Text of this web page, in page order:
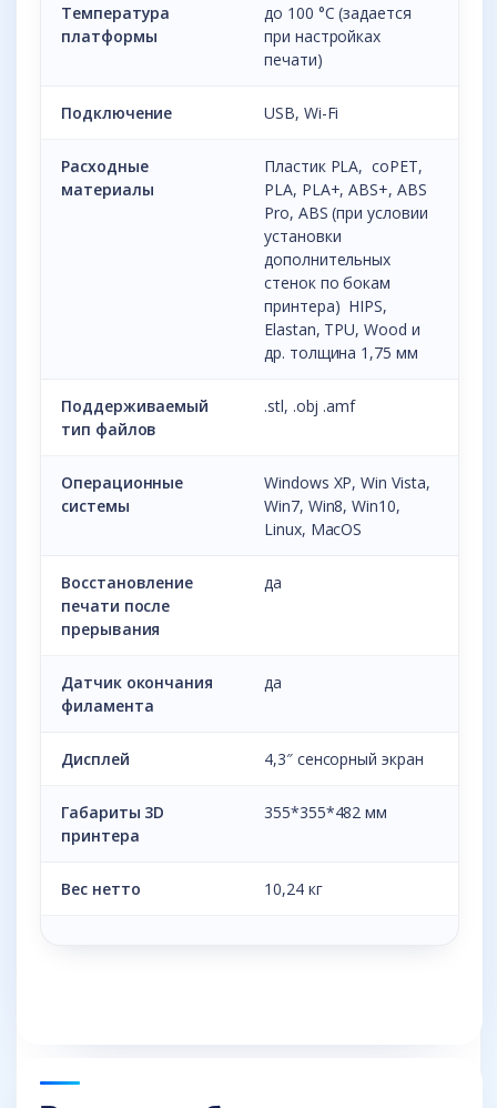
Температура
платформы
до 100 °С (задается
при настройках
печати)
Подключение USB, Wi-Fi
Расходные
материалы
Пластик PLA, coPET,
PLA, PLA+, ABS+, ABS
Pro, ABS (при условии
установки
дополнительных
стенок по бокам
принтера) HIPS,
Elastan, TPU, Wood и
др. толщина 1,75 мм
Поддерживаемый
тип файлов
.stl, .obj .amf
Операционные
системы
Windows XP, Win Vista,
Win7, Win8, Win10,
Linux, MacOS
Восстановление
печати после
прерывания
да
Датчик окончания
филамента
да
Дисплей 4,3″ сенсорный экран
Габариты 3D
принтера
355*355*482 мм
Вес нетто 10,24 кг